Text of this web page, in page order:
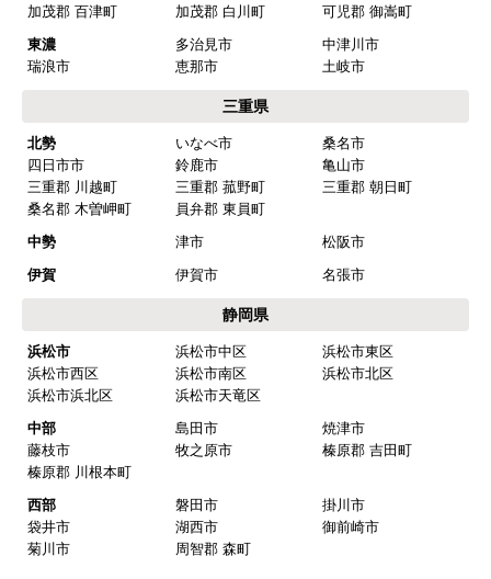
加茂郡 百津町
加茂郡 白川町
可児郡 御嵩町
東濃
多治見市
中津川市
瑞浪市
恵那市 土岐市
三重県
北勢 いなべ市
桑名市
四日市市
鈴鹿市
亀山市
三重郡 川越町
三重郡 菰野町
三重郡 朝日町
桑名郡 木曽岬町
員弁郡 東員町
中勢
津市
松阪市
伊賀
伊賀市 名張市
静岡県
浜松市 浜松市中区
浜松市東区
浜松市西区
浜松市南区
浜松市北区
浜松市浜北区
浜松市天竜区
中部
島田市
焼津市
藤枝市
牧之原市
榛原郡 吉田町
榛原郡 川根本町
西部
磐田市
掛川市
袋井市
湖西市
御前崎市
菊川市
周智郡 森町